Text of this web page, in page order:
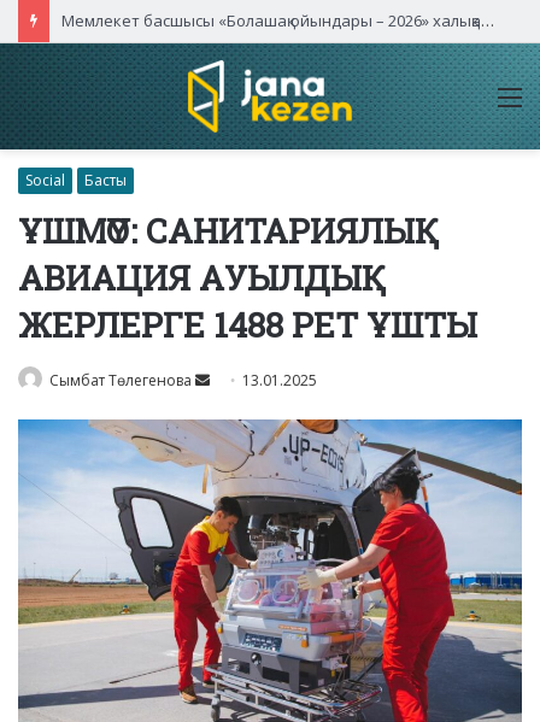
Мемлекет басшысы «Болашақ ойындары – 2026» халықаралық турнирінің ашылу салтанатына қатысты
Social Басты
ҰШМҮО: САНИТАРИЯЛЫҚ
АВИАЦИЯ АУЫЛДЫҚ
ЖЕРЛЕРГЕ 1488 РЕТ ҰШТЫ
Сымбат Төлегенова
Send
email
13.01.2025